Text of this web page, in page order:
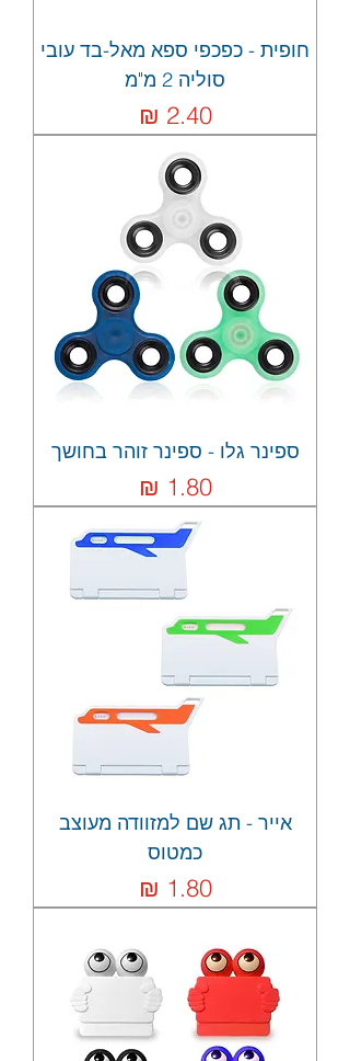
חופית - כפכפי ספא מאל-בד עובי
סוליה 2 מ"מ
מחיר‏2.40 ‏₪
ספינר גלו - ספינר זוהר בחושך
מחיר‏1.80 ‏₪
אייר - תג שם למזוודה מעוצב
כמטוס
מחיר‏1.80 ‏₪